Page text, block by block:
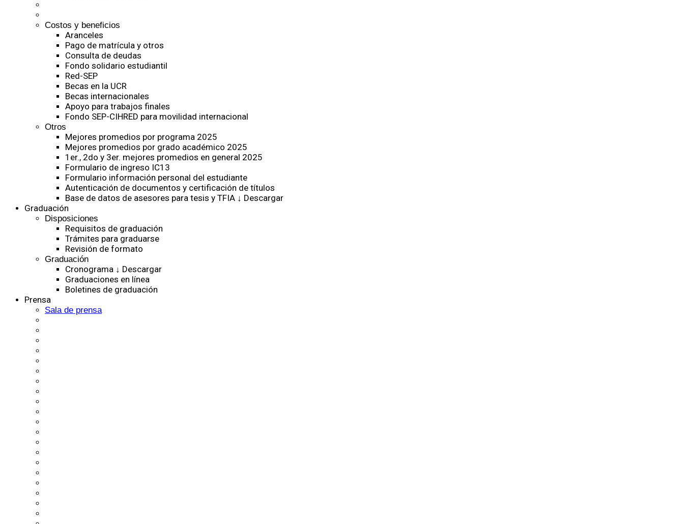
Costos y beneficios
Aranceles
Pago de matrícula y otros
Consulta de deudas
Fondo solidario estudiantil
Red-SEP
Becas en la UCR
Becas internacionales
Apoyo para trabajos finales
Fondo SEP-CIHRED para movilidad internacional
Otros
Mejores promedios por programa 2025
Mejores promedios por grado académico 2025
1er., 2do y 3er. mejores promedios en general 2025
Formulario de ingreso IC13
Formulario información personal del estudiante
Autenticación de documentos y certificación de títulos
Base de datos de asesores para tesis y TFIA ↓ Descargar
Graduación
Disposiciones
Requisitos de graduación
Trámites para graduarse
Revisión de formato
Graduación
Cronograma ↓ Descargar
Graduaciones en línea
Boletines de graduación
Prensa
Sala de prensa